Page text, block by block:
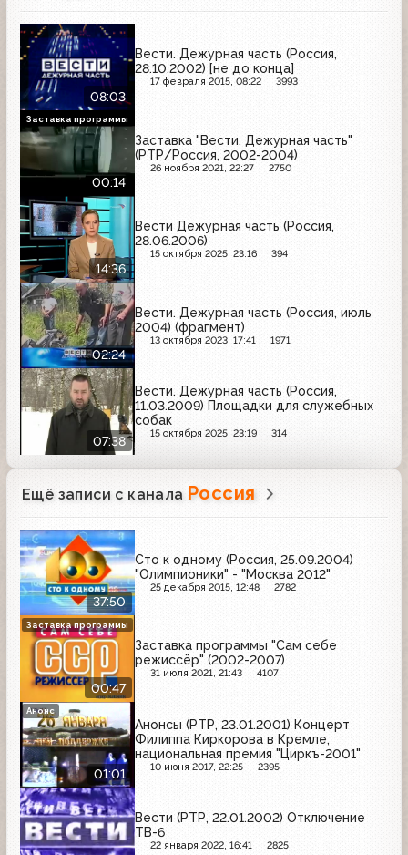
08:03
Вести. Дежурная часть (Россия,
28.10.2002) [не до конца]
17 февраля 2015, 08:22 3993
00:14
Заставка "Вести. Дежурная часть"
(РТР/Россия, 2002-2004)
26 ноября 2021, 22:27 2750
Заставка программы
14:36
Вести Дежурная часть (Россия,
28.06.2006)
15 октября 2025, 23:16 394
02:24
Вести. Дежурная часть (Россия, июль
2004) (фрагмент)
13 октября 2023, 17:41 1971
07:38
Вести. Дежурная часть (Россия,
11.03.2009) Площадки для служебных
собак
15 октября 2025, 23:19 314
Ещё записи с канала Россия
37:50
Сто к одному (Россия, 25.09.2004)
"Олимпионики" - "Москва 2012"
25 декабря 2015, 12:48 2782
00:47
Заставка программы "Сам себе
режиссёр" (2002-2007)
31 июля 2021, 21:43 4107
Заставка программы
01:01
Анонсы (РТР, 23.01.2001) Концерт
Филиппа Киркорова в Кремле,
национальная премия "Циркъ-2001"
10 июня 2017, 22:25 2395
Анонс
Вести (РТР, 22.01.2002) Отключение
ТВ-6
22 января 2022, 16:41 2825